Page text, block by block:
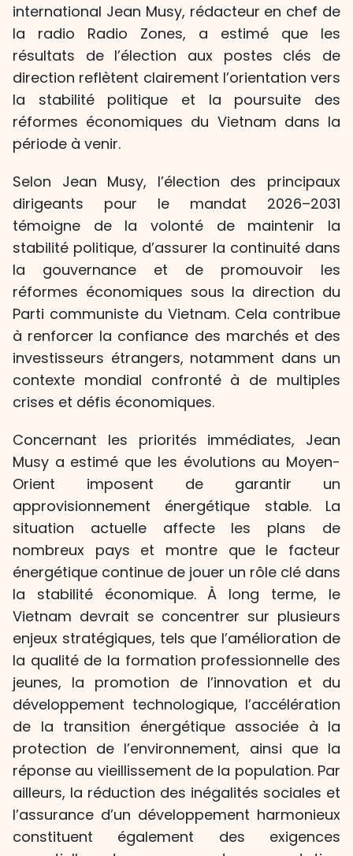
international Jean Musy, rédacteur en chef de
la radio Radio Zones, a estimé que les
résultats de l’élection aux postes clés de
direction reflètent clairement l’orientation vers
la stabilité politique et la poursuite des
réformes économiques du Vietnam dans la
période à venir.
Selon Jean Musy, l’élection des principaux
dirigeants pour le mandat 2026–2031
témoigne de la volonté de maintenir la
stabilité politique, d’assurer la continuité dans
la gouvernance et de promouvoir les
réformes économiques sous la direction du
Parti communiste du Vietnam. Cela contribue
à renforcer la confiance des marchés et des
investisseurs étrangers, notamment dans un
contexte mondial confronté à de multiples
crises et défis économiques.
Concernant les priorités immédiates, Jean
Musy a estimé que les évolutions au Moyen-
Orient imposent de garantir un
approvisionnement énergétique stable. La
situation actuelle affecte les plans de
nombreux pays et montre que le facteur
énergétique continue de jouer un rôle clé dans
la stabilité économique. À long terme, le
Vietnam devrait se concentrer sur plusieurs
enjeux stratégiques, tels que l’amélioration de
la qualité de la formation professionnelle des
jeunes, la promotion de l’innovation et du
développement technologique, l’accélération
de la transition énergétique associée à la
protection de l’environnement, ainsi que la
réponse au vieillissement de la population. Par
ailleurs, la réduction des inégalités sociales et
l’assurance d’un développement harmonieux
constituent également des exigences